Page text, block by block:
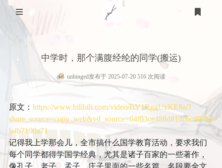
友链
计算机
STEAM
明日方舟
皇室战争
体育
羽毛球
篮球
教育
心理
生活
登录
中学时，那个满腹经纶的同学(搬运)
unhinged发布于 2025-07-20 516 次阅读
原文： https://www.bilibili.com/video/BV1RggUzKE8a/?
share_source=copy_web&vd_source=64f03ce488d81dc6cd87b4
b4b7190a71
记得我上学那会儿，全市搞什么国学教育活动，要求我们
每个同学都得学国学经典，尤其是诸子百家的一些著作，
像孔子、老子、孟子、庄子里面的一些名篇、名段要全文